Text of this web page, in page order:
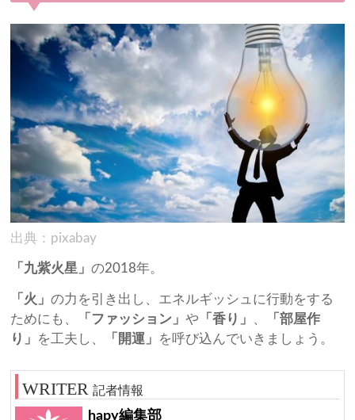
出典：pixabay
「九紫火星」の2018年。
「火」の力を引き出し、エネルギッシュに行動をする
ためにも、
「ファッション」や 「香り」
「部屋作
り」 を工夫し、 「開運」 を呼び込んでいきましょう。
記者情報
hapy編集部